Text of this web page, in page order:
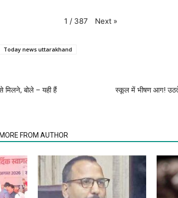
1 / 387 Next »
Today news uttarakhand
मिलने, बोले – यही हैं
स्कूल में भीषण आग!
MORE FROM AUTHOR